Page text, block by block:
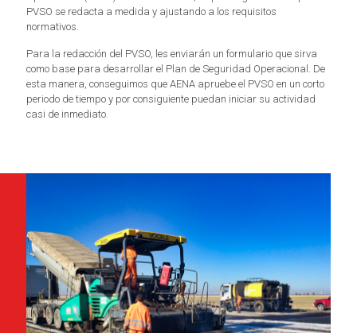
PVSO se redacta a medida y ajustando a los requisitos
normativos.
Para la redacción del PVSO, les enviarán un formulario que sirva
como base para desarrollar el Plan de Seguridad Operacional. De
esta manera, conseguimos que AENA apruebe el PVSO en un corto
periodo de tiempo y por consiguiente puedan iniciar su actividad
casi de inmediato.